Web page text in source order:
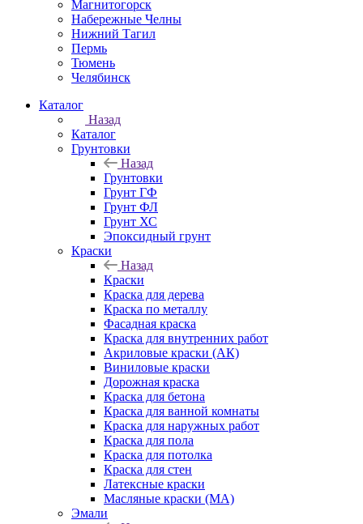
Магнитогорск
Набережные Челны
Нижний Тагил
Пермь
Тюмень
Челябинск
Каталог
Назад
Каталог
Грунтовки
Назад
Грунтовки
Грунт ГФ
Грунт ФЛ
Грунт ХС
Эпоксидный грунт
Краски
Назад
Краски
Краска для дерева
Краска по металлу
Фасадная краска
Краска для внутренних работ
Акриловые краски (АК)
Виниловые краски
Дорожная краска
Краска для бетона
Краска для ванной комнаты
Краска для наружных работ
Краска для пола
Краска для потолка
Краска для стен
Латексные краски
Масляные краски (МА)
Эмали